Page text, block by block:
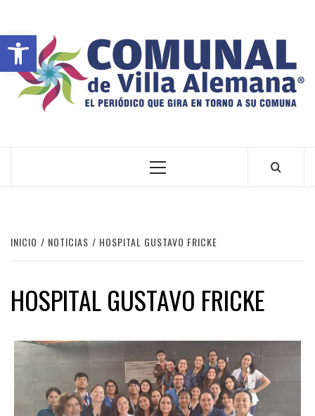
Abrir barra de herramientas
INICIO NOTICIAS HOSPITAL GUSTAVO FRICKE
HOSPITAL GUSTAVO FRICKE